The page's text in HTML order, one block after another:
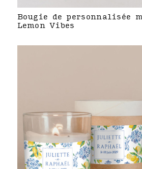
Bougie de personnalisée
Lemon Vibes